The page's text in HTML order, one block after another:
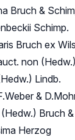
Bruch &
Schimp.
Bruch ex
non
Lindb.
&
Bruch
Herzog